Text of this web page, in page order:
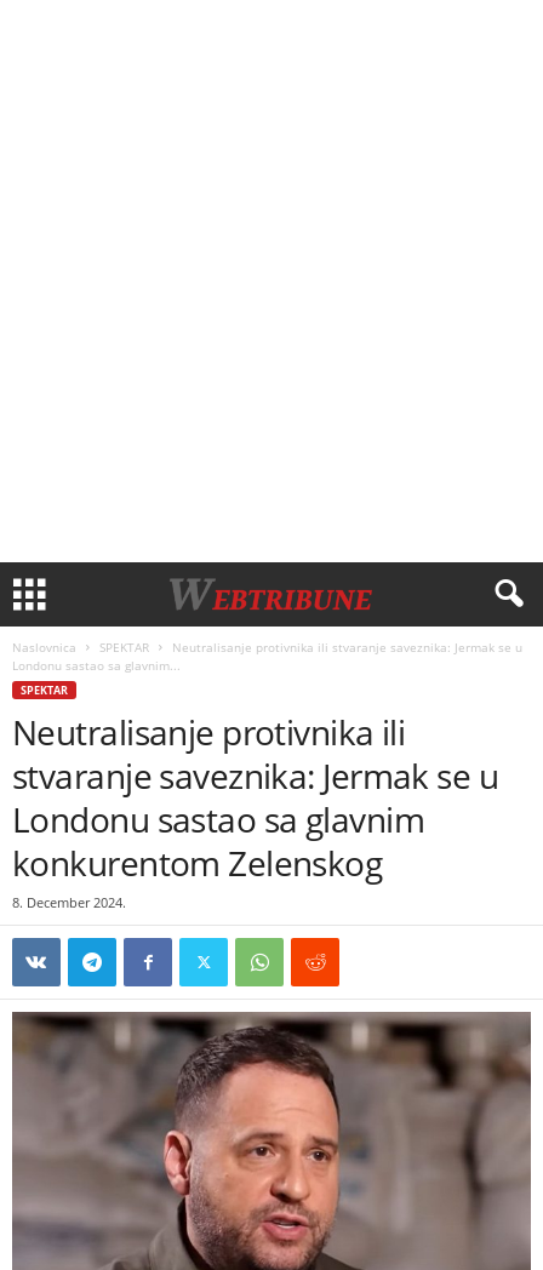
Naslovnica SPEKTAR
Neutralisanje protivnika ili stvaranje saveznika: Jermak se u
Londonu sastao sa glavnim...
SPEKTAR
Neutralisanje protivnika ili
stvaranje saveznika: Jermak se u
Londonu sastao sa glavnim
konkurentom Zelenskog
8. December 2024.